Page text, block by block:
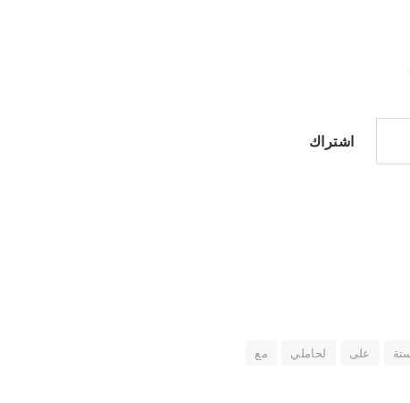
اشتراك
على لحاملي
مع